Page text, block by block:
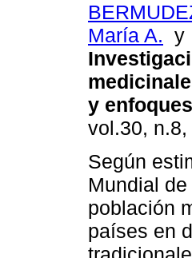
María A. y
y
vol.30,
Según
Mundial
población
países en